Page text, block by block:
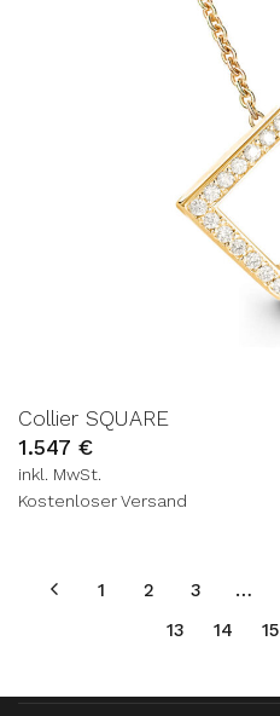
Collier SQUARE
1.547 €
inkl. MwSt.
Kostenloser Versand
1 2 3 …
13
14 15